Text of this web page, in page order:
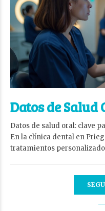
Datos de Salud
Datos de salud oral: clave
En la clínica dental en
tratamientos